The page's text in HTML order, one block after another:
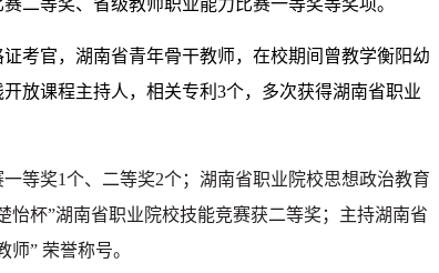
二等奖、省级教师职业能力比赛一等奖等奖项。
考官，湖南省青年骨干教师，在校期间曾教学衡阳幼
放课程主持人，相关专利3个，多次获得湖南省职业
一等奖1个、二等奖2个； 湖南省职业 院校思想政治教育
怡杯”湖南省职业院校技能竞赛获二等奖； 主持湖南省
师” 荣誉称号。